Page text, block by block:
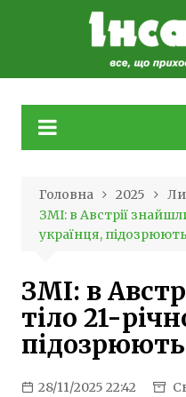
Головна 2025
ЗМІ: в Австрії
українця,
ЗМІ: в
тіло 21-
28/11/2025 22:42